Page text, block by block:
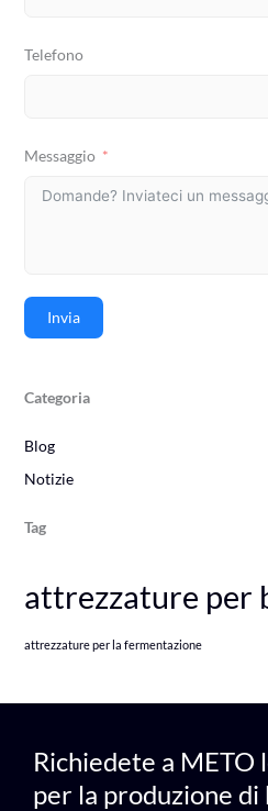
Telefono
Messaggio
Invia
Categoria
Blog
Notizie
Tag
attrezzature per
attrezzature per la fermentazione
Richiedete a METO
per la produzione